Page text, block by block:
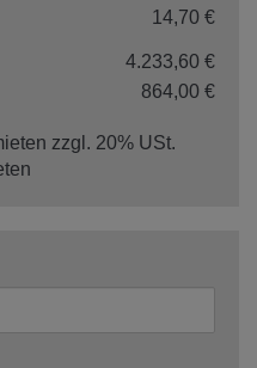
14,70 €
4.233,60 €
864,00 €
zzgl. 20% USt.